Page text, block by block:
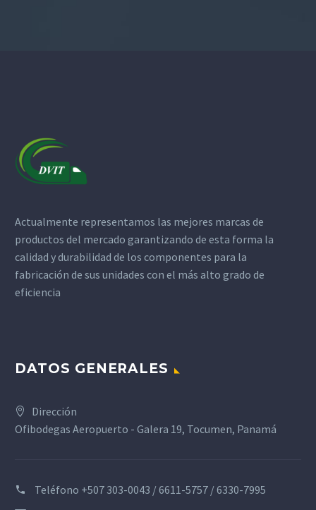
Actualmente representamos las mejores marcas de
productos del mercado garantizando de esta forma la
calidad y durabilidad de los componentes para la
fabricación de sus unidades con el más alto grado de
eficiencia
DATOS GENERALES
Dirección
Ofibodegas Aeropuerto - Galera 19, Tocumen, Panamá
Teléfono +507 303-0043 / 6611-5757 / 6330-7995